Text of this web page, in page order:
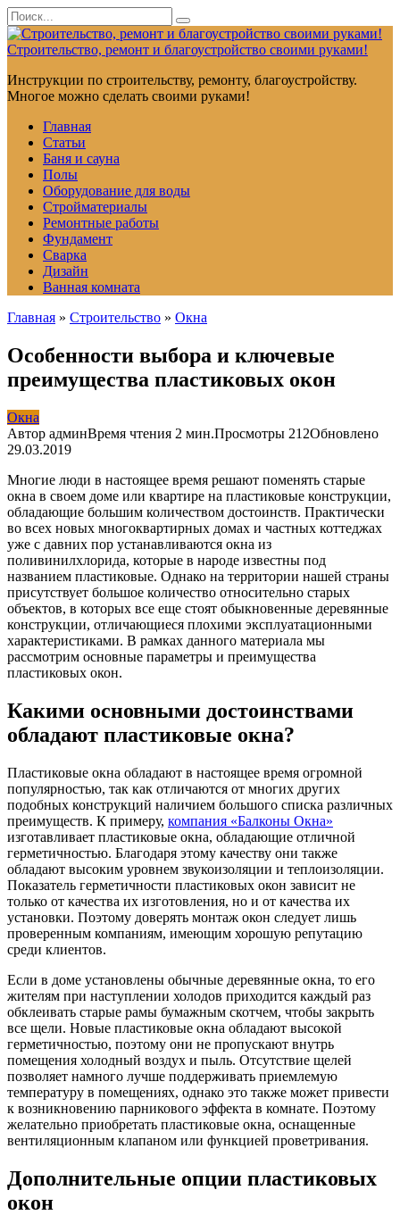
Перейти
к
контенту
Search
for:
Строительство, ремонт и благоустройство своими руками!
Инструкции по строительству, ремонту, благоустройству.
Многое можно сделать своими руками!
Главная
Статьи
Баня и сауна
Полы
Оборудование для воды
Стройматериалы
Ремонтные работы
Фундамент
Сварка
Дизайн
Ванная комната
Главная » Строительство » Окна
Особенности выбора и ключевые
преимущества пластиковых окон
Окна
Автор админВремя чтения 2 мин.Просмотры 212Обновлено
29.03.2019
Многие люди в настоящее время решают поменять старые
окна в своем доме или квартире на пластиковые конструкции,
обладающие большим количеством достоинств. Практически
во всех новых многоквартирных домах и частных коттеджах
уже с давних пор устанавливаются окна из
поливинилхлорида, которые в народе известны под
названием пластиковые. Однако на территории нашей страны
присутствует большое количество относительно старых
объектов, в которых все еще стоят обыкновенные деревянные
конструкции, отличающиеся плохими эксплуатационными
характеристиками. В рамках данного материала мы
рассмотрим основные параметры и преимущества
пластиковых окон.
Какими основными достоинствами
обладают пластиковые окна?
Пластиковые окна обладают в настоящее время огромной
популярностью, так как отличаются от многих других
подобных конструкций наличием большого списка различных
преимуществ. К примеру, компания «Балконы Окна»
изготавливает пластиковые окна, обладающие отличной
герметичностью. Благодаря этому качеству они также
обладают высоким уровнем звукоизоляции и теплоизоляции.
Показатель герметичности пластиковых окон зависит не
только от качества их изготовления, но и от качества их
установки. Поэтому доверять монтаж окон следует лишь
проверенным компаниям, имеющим хорошую репутацию
среди клиентов.
Если в доме установлены обычные деревянные окна, то его
жителям при наступлении холодов приходится каждый раз
обклеивать старые рамы бумажным скотчем, чтобы закрыть
все щели. Новые пластиковые окна обладают высокой
герметичностью, поэтому они не пропускают внутрь
помещения холодный воздух и пыль. Отсутствие щелей
позволяет намного лучше поддерживать приемлемую
температуру в помещениях, однако это также может привести
к возникновению парникового эффекта в комнате. Поэтому
желательно приобретать пластиковые окна, оснащенные
вентиляционным клапаном или функцией проветривания.
Дополнительные опции пластиковых
окон